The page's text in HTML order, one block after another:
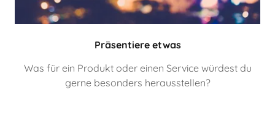
Präsentiere etwas
Was für ein Produkt oder einen Service würdest du
gerne besonders herausstellen?